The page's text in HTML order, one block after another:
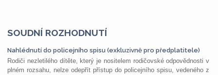
SOUDNÍ ROZHODNUTÍ
Nahlédnutí do policejního spisu (exkluzivně pro předplatitele)
Rodiči nezletilého dítěte, který je nositelem rodičovské odpovědnosti v
plném rozsahu, nelze odepřít přístup do policejního spisu, vedeného z